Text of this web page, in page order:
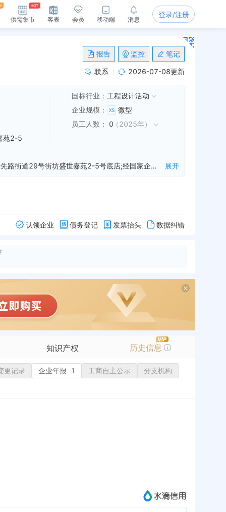
供需集市 客表 会员 移动端 消息
登录/注册
报告 监控 笔记
联系 2026-07-08更新
苑2-5
国标行业： 工程设计活动
企业规模 ：
微型
员工人数 ： 0（2025年）
内蒙古路久电力设计有限公司成立于2025年05月09日，公司坐落在内蒙古，详细地址为：内蒙古自治区包头市昆都仑区少先路街道29号街坊盛世嘉苑2-5号底店;经国家企业信用信息公示系统查询得知，内蒙古路久电力设计有限公司的信用代码/税号为91150203MAEJP7C28G，法人是王杰，注册资本为500.000000万人民币，企业的经营范围为:一般项目：风力发电技术服务；工程技术服务（规划管理、勘察、设计、监理除外）；太阳能发电技术服务；技术服务、技术开发、技术咨询、技术交流、技术转让、技术推广；工程管理服务；储能技术服务；节能管理服务；工业设计服务；电力行业高效节能技术研发；先进电力电子装置销售；信息咨询服务（不含许可类信息咨询服务）；招投标代理服务；劳务服务（不含劳务派遣）；办公用品销售；发电技术服务；新兴能源技术研发；电力电子元器件销售；电力设施器材销售；五金产品零售；电气设备销售；电气设备修理；电力测功电机销售；环保咨询服务；政府采购代理服务；风电场相关系统研发；风力发电机组及零部件销售；高品质特种钢铁材料销售；金属材料销售；对外承包工程。（除依法须经批准的项目外，凭营业执照依法自主开展经营活动）许可项目：建设工程施工；建设工程勘察；建设工程监理；建设工程设计；测绘服务；安全评价业务；建筑劳务分包；电气安装服务。（依法须经批准的项目，经相关部门批准后方可开展经营活动，具体经营项目以相关部门批准文件或许可证件为准） 展开
认领企业 债务登记 发票抬头 数据纠错
知识产权 历史信息
商标信息
成为vip查看
更记录 企业年报 1 工商自主公示 分支机构